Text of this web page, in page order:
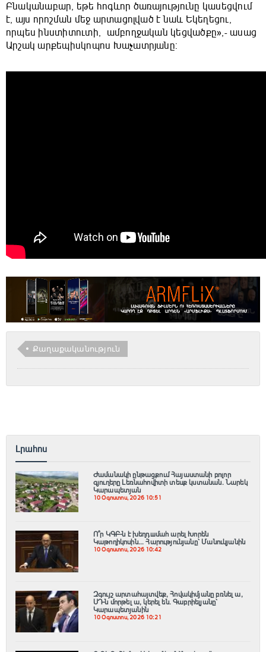
Բնականաբար, եթե հոգևոր ծառայությունը կասեցվում
է, այս որոշման մեջ արտացոլված է նաև Եկեղեցու,
որպես ինստիտուտի, ամբողջական կեցվածքը»,- ասաց
Արշակ արքեպիսկոպոս Խաչատրյանը:
Քաղաքականություն
Լրահոս
Ժամանակի ընթացքում Հայաստանի բոլոր
գյուղերը Լեռնահովիտի տեսք կստանան. Նարեկ
Կարապետյան
10 Օգոստոս, 2026 10:51
Ո՞ր ԿԳԲ-ն է խեղդшմահ արել Խորեն
Կաթողիկոսին... Հարությունյանը՝ Մանուկյանին
10 Օգոստոս, 2026 10:42
Զգույշ արտահայտվեք, Հովակիմյանը բռնել ա,
ՍԴ-ն մորթել ա, կերել են․ Գաբրիելյանը՝
Կարապետյանին
10 Օգոստոս, 2026 10:21